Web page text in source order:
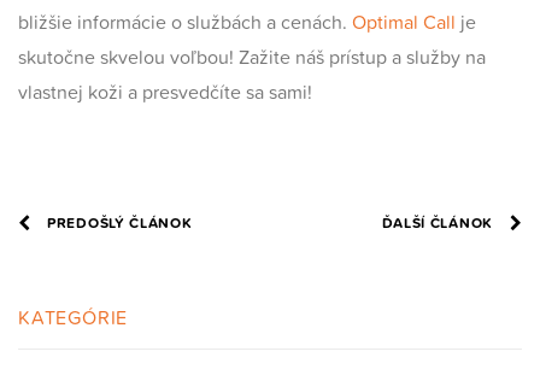
bližšie informácie o službách a cenách. Optimal Call je
skutočne skvelou voľbou! Zažite náš prístup a služby na
vlastnej koži a presvedčíte sa sami!
PREDOŠLÝ ČLÁNOK ĎALŠÍ ČLÁNOK
KATEGÓRIE